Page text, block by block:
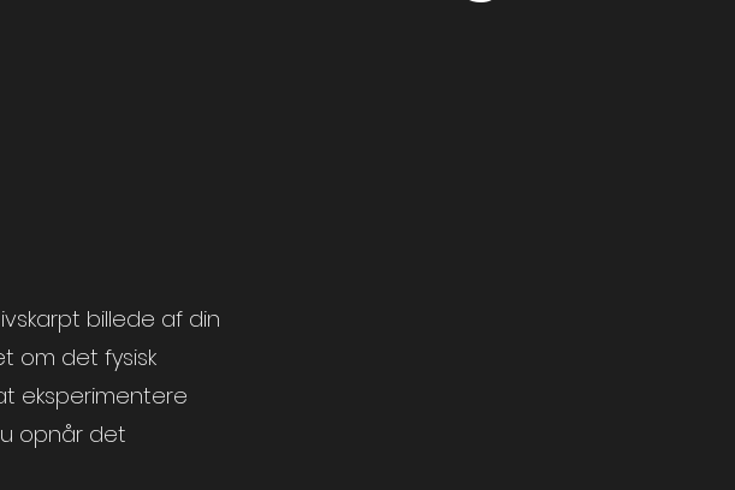
billede af din
om det fysisk
eksperimentere
opnår det